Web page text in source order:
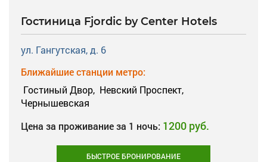
Гостиница Fjordic by Center Hotels
ул. Гангутская, д. 6
Ближайшие станции метро:
Гостиный Двор, Невский Проспект,
Чернышевская
Цена за проживание за 1 ночь: 1200 руб.
БЫСТРОЕ БРОНИРОВАНИЕ